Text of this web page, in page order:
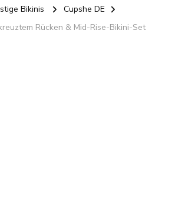
Bikinis
Cupshe DE
Rücken & Mid-Rise-Bikini-Set